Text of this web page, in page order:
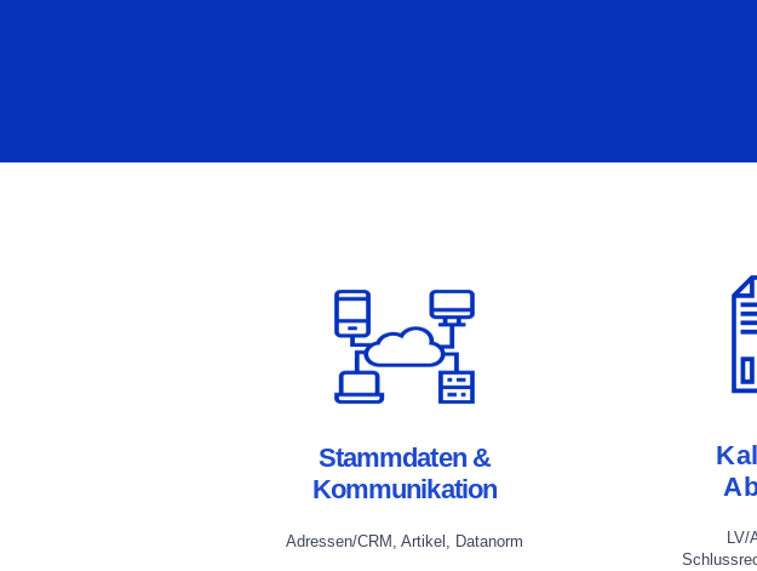
Stammdaten &
Kommunikation
Adressen/CRM, Artikel, Datanorm
LV/